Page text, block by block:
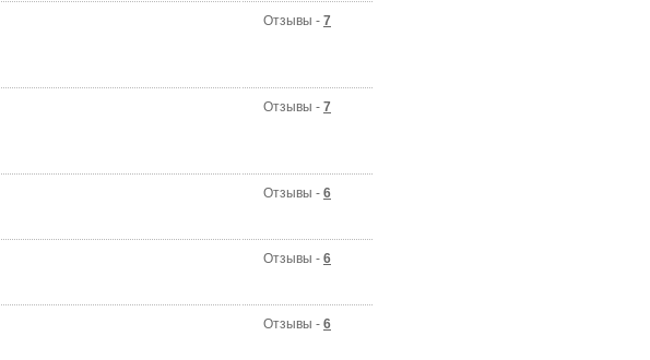
Отзывы - 7
Отзывы - 7
Отзывы - 6
Отзывы - 6
Отзывы - 6